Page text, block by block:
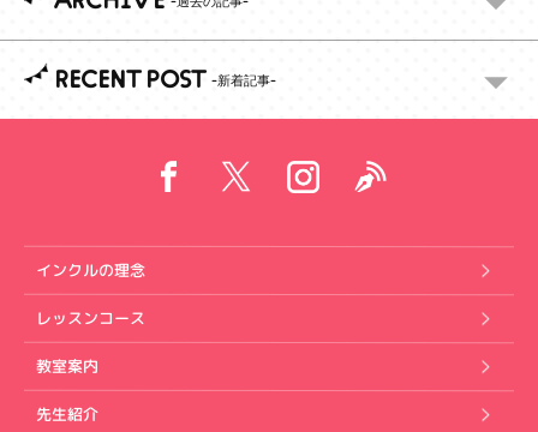
RECENT POST
インクルの理念
レッスンコース
教室案内
先生紹介